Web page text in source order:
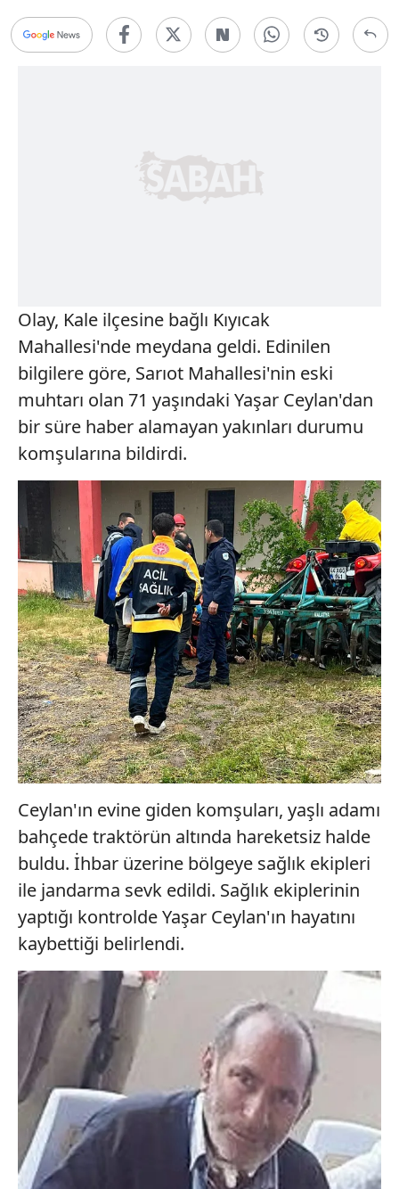
Olay, Kale ilçesine bağlı Kıyıcak
Mahallesi'nde meydana geldi. Edinilen
bilgilere göre, Sarıot Mahallesi'nin eski
muhtarı olan 71 yaşındaki Yaşar Ceylan'dan
bir süre haber alamayan yakınları durumu
komşularına bildirdi.
Ceylan'ın evine giden komşuları, yaşlı adamı
bahçede traktörün altında hareketsiz halde
buldu. İhbar üzerine bölgeye sağlık ekipleri
ile jandarma sevk edildi. Sağlık ekiplerinin
yaptığı kontrolde Yaşar Ceylan'ın hayatını
kaybettiği belirlendi.